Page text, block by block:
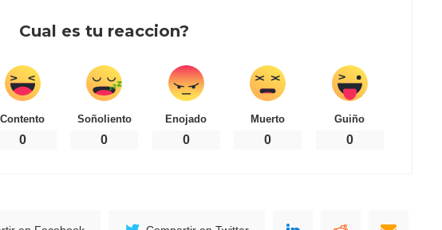
Cual es tu reaccion?
Contento
0
Soñoliento
0
Enojado
0
Muerto
0
Guiño
0